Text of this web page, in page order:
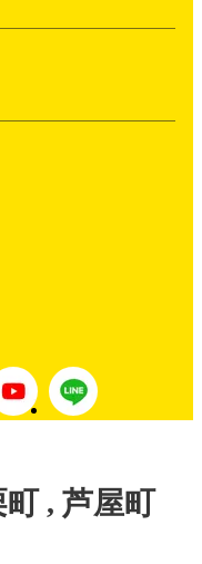
町 , 芦屋町